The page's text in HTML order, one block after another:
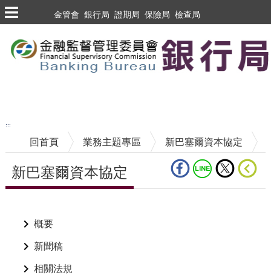
跳到主要內容區塊
金管會 銀行局 證期局 保險局 檢查局
:::
回首頁 業務主題專區 新巴塞爾資本協定
新巴塞爾資本協定
概要
新聞稿
相關法規